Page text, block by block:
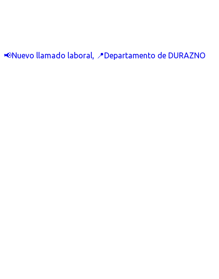
📢Nuevo llamado laboral, 📍Departamento de DURAZNO